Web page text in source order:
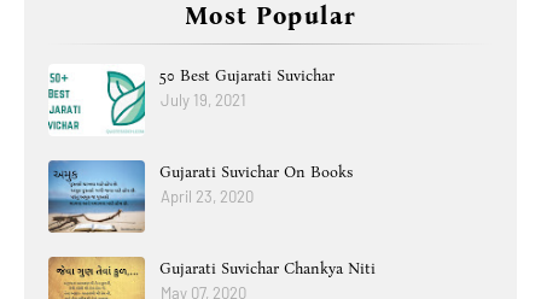
Most Popular
50 Best Gujarati Suvichar
July 19, 2021
Gujarati Suvichar On Books
April 23, 2020
Gujarati Suvichar Chankya Niti
May 07, 2020